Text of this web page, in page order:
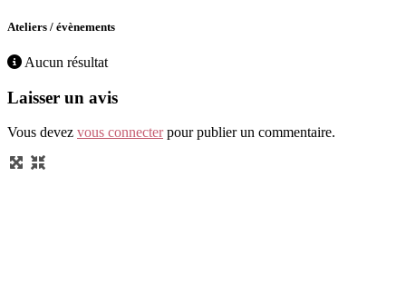
Ateliers / évènements
Aucun résultat
Laisser un avis
Vous devez vous connecterpour publier un commentaire.